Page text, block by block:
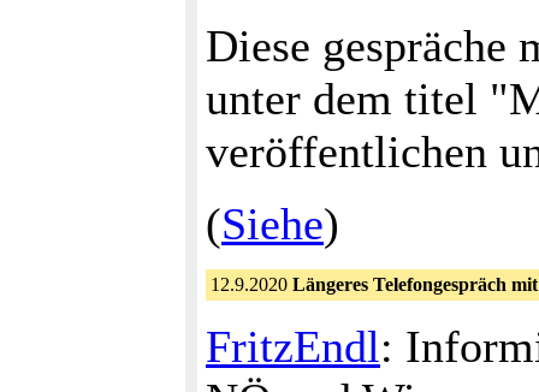
Diese
unter dem titel
veröffentlichen
(Siehe)
12.9.2020 Längeres Telefongespräch
FritzEndl: